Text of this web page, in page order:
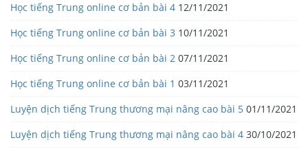
Học tiếng Trung online cơ bản bài 4 12/11/2021
Học tiếng Trung online cơ bản bài 3 10/11/2021
Học tiếng Trung online cơ bản bài 2 07/11/2021
Học tiếng Trung online cơ bản bài 1 03/11/2021
Luyện dịch tiếng Trung thương mại nâng cao bài 5 01/11/2021
Luyện dịch tiếng Trung thương mại nâng cao bài 4 30/10/2021